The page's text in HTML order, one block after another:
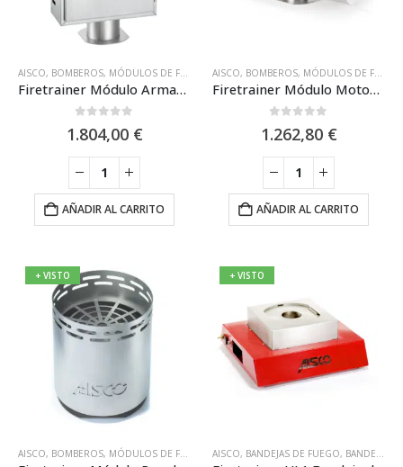
AISCO, BOMBEROS, MÓDULOS DE FORMACIÓN FIRETRAINER ,MÓDULOS DE
Firetrainer Módulo Armario Eléctrico «M» para Simulacros de AISCO
1.804,00 €
AÑADIR AL CARRITO
AISCO, BOMBEROS, MÓDULOS DE FORMACIÓN FIRETRAINER
Firetrainer Módulo Motor para Simulacros de AISCO
1.262,80 €
AÑADIR AL CARRITO
+ VISTO
AISCO, BOMBEROS, MÓDULOS DE FORMACIÓN FIRETRAINER ,MÓDULOS DE
+ VISTO
AISCO, BANDEJAS DE FUEGO, BANDEJAS FIRETRAINER